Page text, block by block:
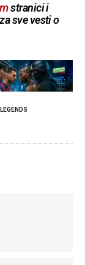
stranici i
sve vesti o